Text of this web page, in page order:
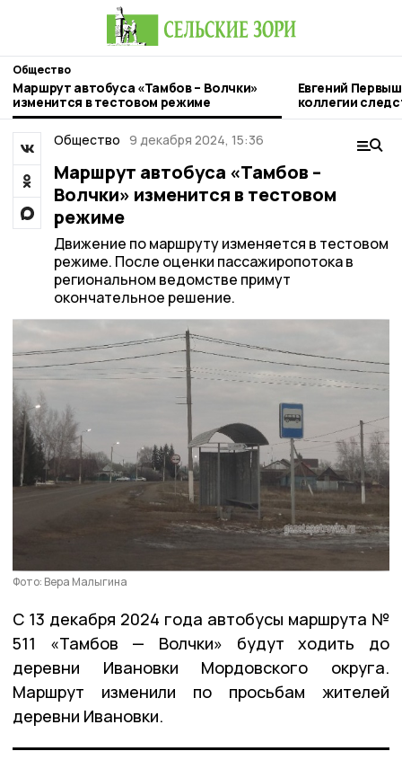
Общество
Маршрут автобуса «Тамбов – Волчки»
изменится в тестовом режиме
Евгений
коллегии
Тамбовской
Общество 9 декабря 2024, 15:36
Маршрут автобуса «Тамбов –
Волчки» изменится в тестовом
режиме
Движение по маршруту изменяется в тестовом
режиме. После оценки пассажиропотока в
региональном ведомстве примут
окончательное решение.
Фото: Вера Малыгина
С 13 декабря 2024 года автобусы маршрута №
511 «Тамбов — Волчки» будут ходить до
деревни Ивановки Мордовского округа.
Маршрут изменили по просьбам жителей
деревни Ивановки.